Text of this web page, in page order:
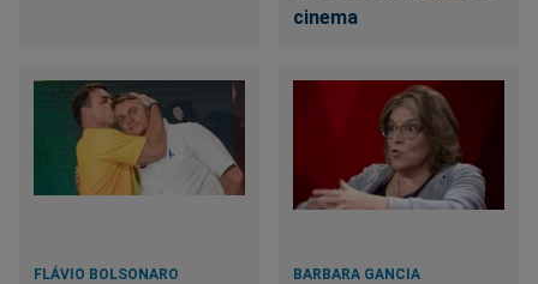
cinema
FLÁVIO BOLSONARO BARBARA GANCIA